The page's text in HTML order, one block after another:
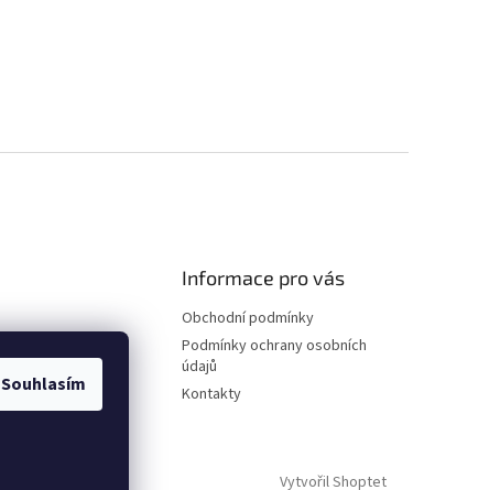
Souhlasím
Informace pro vás
Obchodní podmínky
Podmínky ochrany osobních
údajů
Kontakty
Vytvořil Shoptet